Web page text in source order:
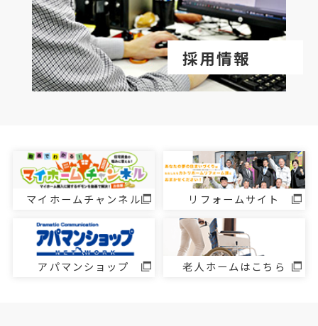
採用情報
マイホームチャンネル リフォームサイト
アパマンショップ 老人ホームはこちら